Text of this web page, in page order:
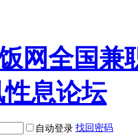
自动登录 找回密码